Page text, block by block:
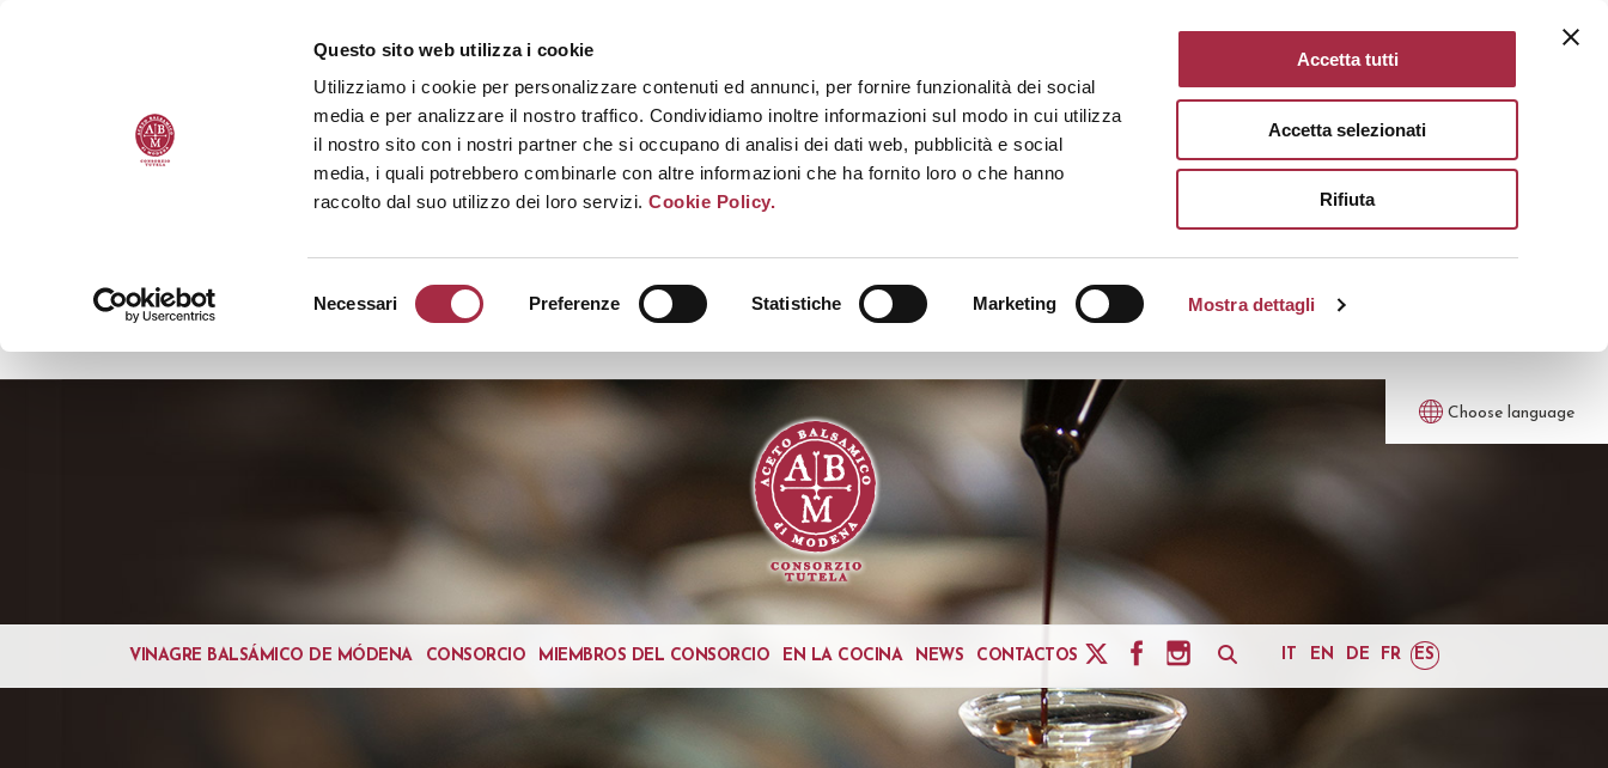
Questo sito web utilizza i cookie
Utilizziamo i cookie per personalizzare contenuti ed annunci, per fornire funzionalità dei social
media e per analizzare il nostro traffico. Condividiamo inoltre informazioni sul modo in cui utilizza
il nostro sito con i nostri partner che si occupano di analisi dei dati web, pubblicità e social
media, i quali potrebbero combinarle con altre informazioni che ha fornito loro o che hanno
raccolto dal suo utilizzo dei loro servizi.Cookie Policy.
Necessari Preferenze Statistiche Marketing Mostra dettagli
Accetta tutti
Accetta selezionati
Rifiuta
Choose language
VINAGRE BALSÁMICO DE MÓDENA CONSORCIO MIEMBROS DEL CONSORCIO EN LA COCINA NEWS CONTACTOS IT EN DE FR ES